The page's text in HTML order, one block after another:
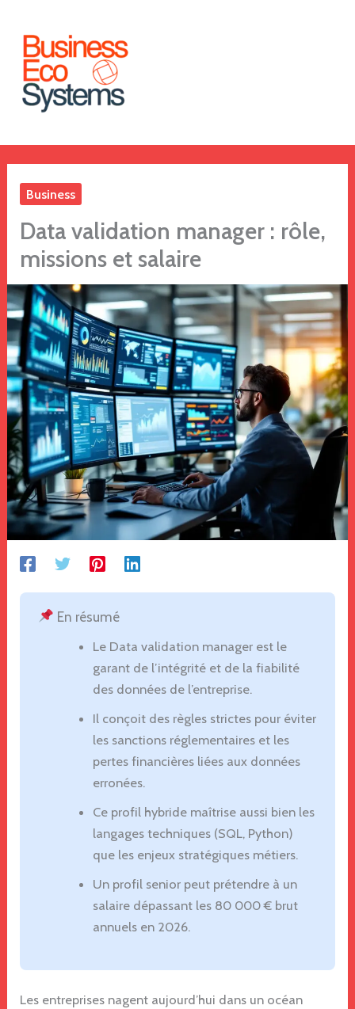
contenu
Business
Data validation manager : rôle,
missions et salaire
En résumé
Le Data validation manager est le
garant de l’intégrité et de la fiabilité
des données de l’entreprise.
Il conçoit des règles strictes pour éviter
les sanctions réglementaires et les
pertes financières liées aux données
erronées.
Ce profil hybride maîtrise aussi bien les
langages techniques (SQL, Python)
que les enjeux stratégiques métiers.
Un profil senior peut prétendre à un
salaire dépassant les 80 000 € brut
annuels en 2026.
Les entreprises nagent aujourd’hui dans un océan